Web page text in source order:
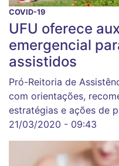
COVID-19
UFU oferece
emergencial
assistidos
Pró-Reitoria de
com orientações,
estratégias e ações de
21/03/2020 - 09:43